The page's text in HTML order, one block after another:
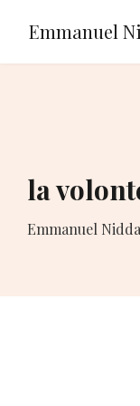
Emmanuel
la
Emmanuel